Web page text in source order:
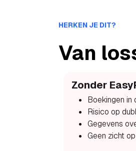
HERKEN JE DIT?
Van
Zonder
Boekingen in
Risico op
Gegevens
Geen zicht